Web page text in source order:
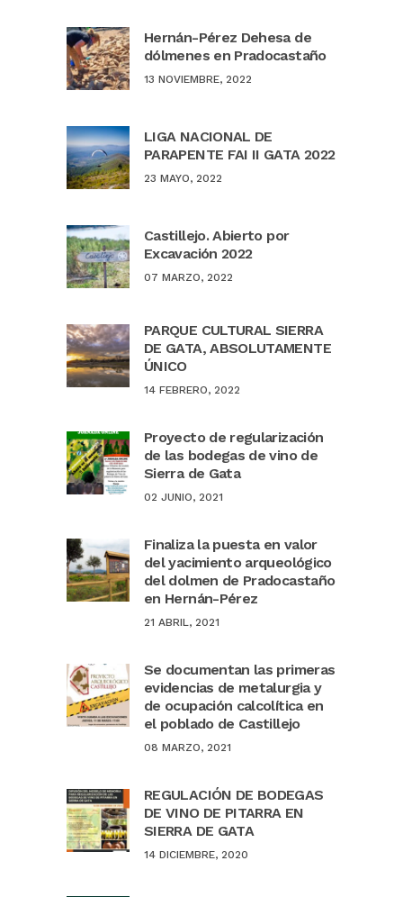
Hernán-Pérez Dehesa de
dólmenes en Pradocastaño
13 NOVIEMBRE, 2022
LIGA NACIONAL DE
PARAPENTE FAI II GATA 2022
23 MAYO, 2022
Castillejo. Abierto por
Excavación 2022
07 MARZO, 2022
PARQUE CULTURAL SIERRA
DE GATA, ABSOLUTAMENTE
ÚNICO
14 FEBRERO, 2022
Proyecto de regularización
de las bodegas de vino de
Sierra de Gata
02 JUNIO, 2021
Finaliza la puesta en valor
del yacimiento arqueológico
del dolmen de Pradocastaño
en Hernán-Pérez
21 ABRIL, 2021
Se documentan las primeras
evidencias de metalurgia y
de ocupación calcolítica en
el poblado de Castillejo
08 MARZO, 2021
REGULACIÓN DE BODEGAS
DE VINO DE PITARRA EN
SIERRA DE GATA
14 DICIEMBRE, 2020